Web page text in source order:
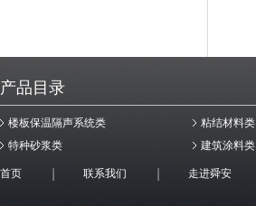
产品目录
楼板保温隔声系统类 粘结材料类
特种砂浆类
建筑涂料类
首页 联系我们 走进舜安